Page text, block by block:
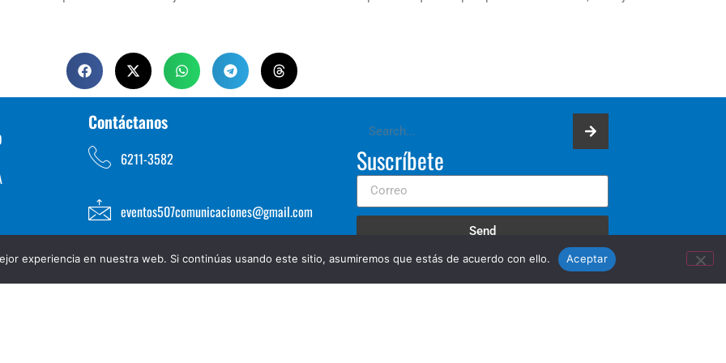
Contáctanos
6211-3582
eventos507comunicaciones@gmail.com
Suscríbete
Send
experiencia en nuestra web. Si continúas usando este sitio, asumiremos que estás de acuerdo con ello. Aceptar